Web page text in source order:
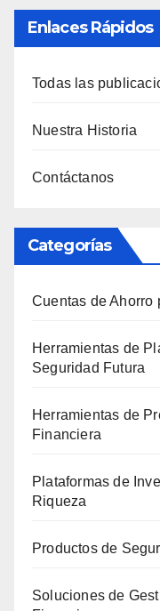
Enlaces Rápidos
Todas las
Nuestra Historia
Contáctanos
Categorías
Cuentas de Ahorro
Herramientas de
Seguridad Futura
Herramientas de
Financiera
Plataformas de
Riqueza
Productos de
Soluciones de